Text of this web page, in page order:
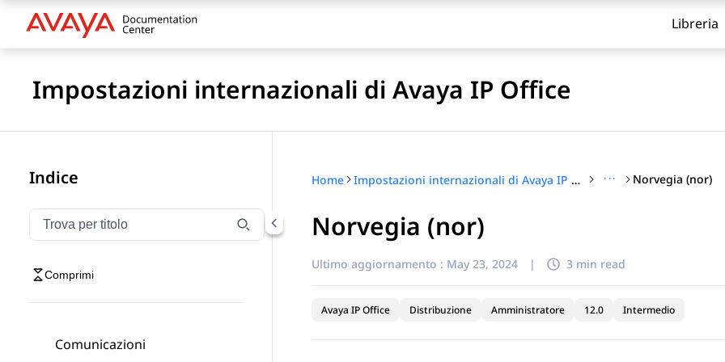
Libreria
Impostazioni internazionali di Avaya IP Office
Indice
Filtra la navigazione per titolo
Digitare per filtrare gli elementi di navigazione per titolo
Comprimi
Comunicazioni
Home Impostazioni internazionali di Avaya IP Office ··· Norvegia (nor)
Norvegia (nor)
Ultimo aggiornamento : May 23, 2024 | 3 min read
Avaya IP Office Distribuzione Amministratore 12.0 Intermedio